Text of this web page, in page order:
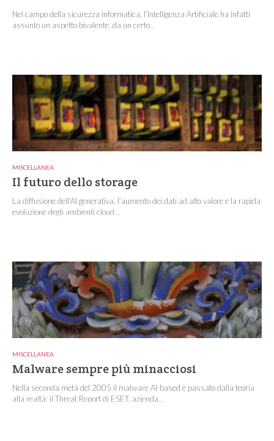
Nel campo della sicurezza informatica, l’Intelligenza Artificiale ha infatti
assunto un aspetto bivalente, da un certo...
MISCELLANEA
Il futuro dello storage
La diffusione dell’AI generativa, l’aumento dei dati ad alto valore e la rapida
evoluzione degli ambienti cloud...
MISCELLANEA
Malware sempre più minacciosi
Nella seconda metà del 2005 il malware AI-based è passato dalla teoria
alla realtà: il Threat Report di ESET, azienda...